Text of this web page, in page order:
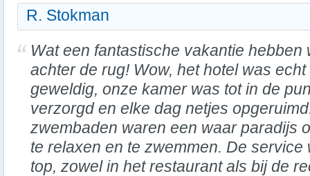
R. Stokman
Wat een fantastische vakantie hebben
achter de rug! Wow, het hotel was echt
geweldig, onze kamer was tot in de
verzorgd en elke dag netjes
zwembaden waren een waar paradijs
te relaxen en te zwemmen. De service
top, zowel in het restaurant als bij de